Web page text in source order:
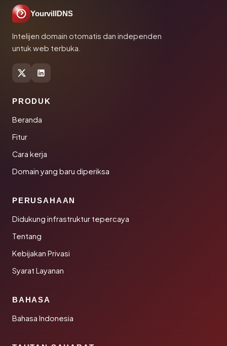
YourvillDNS
Intelijen domain otomatis dan independen
untuk web terbuka.
PRODUK
Beranda
Fitur
Cara kerja
Domain yang baru diperiksa
PERUSAHAAN
Didukung infrastruktur tepercaya
Tentang
Kebijakan Privasi
Syarat Layanan
BAHASA
Bahasa Indonesia